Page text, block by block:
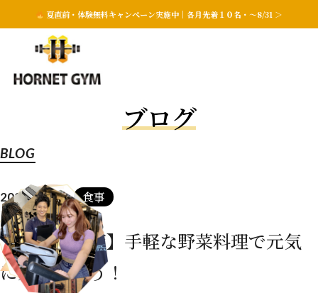
夏直前・体験無料キャンペーン実施中｜各月先着１０名・〜8/31 ＞
ブログ
BLOG
2025.07.15 食事
【夏バテ対策】手軽な野菜料理で元気
に乗り切ろう！